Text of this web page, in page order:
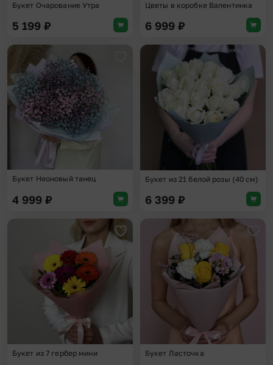
Букет Очарование Утра
5 199 ₽
Цветы в коробке Валентинка
6 999 ₽
Добавить в избранное
Букет Неоновый танец
4 999 ₽
Букет из 21 белой розы (40 см)
6 399 ₽
Добавить в избранное
Букет из 7 гербер мини Букет Ласточка